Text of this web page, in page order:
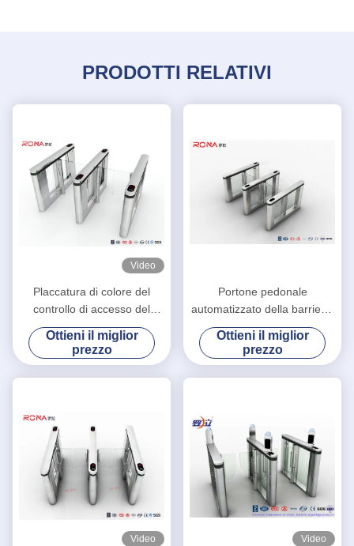
PRODOTTI RELATIVI
Video
Placcatura di colore del
controllo di accesso del
cancello girevole del portone
di velocità di acciaio
inossidabile 304 multi
Ottieni il miglior
prezzo
Portone pedonale
automatizzato della barriera,
acciaio inossidabile dei
sistemi di sicurezza 304 del
cancello girevole
Ottieni il miglior
prezzo
Video Video